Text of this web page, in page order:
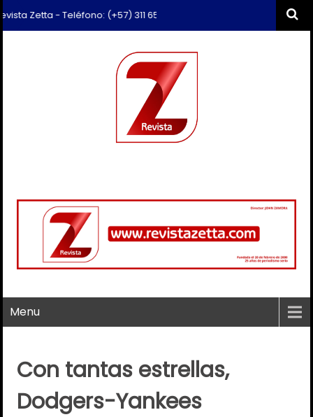
Zetta - Teléfono: (+57) 311 659 6374 - Correo:
Menu
Con tantas estrellas,
Dodgers-Yankees